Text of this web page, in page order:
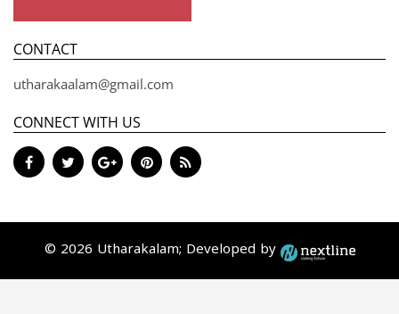
CONTACT
utharakaalam@gmail.com
CONNECT WITH US
© 2026 Utharakalam; Developed by